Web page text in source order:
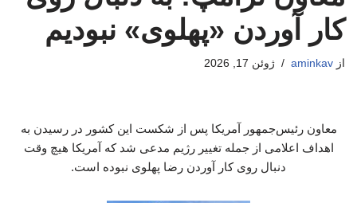
کار آوردن «پهلوی» نبودیم
از aminkav ژوئن 17, 2026
معاون رئیس‌جمهور آمریکا پس از شکست این کشور در رسیدن به
اهداف اعلامی از جمله تغییر رژیم مدعی شد که آمریکا هیچ وقت
دنبال روی کار آوردن رضا پهلوی نبوده است.